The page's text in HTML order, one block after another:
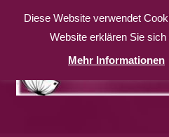
Inhalt
Diese Website verwendet
Website erklären Sie
Mehr Informationen